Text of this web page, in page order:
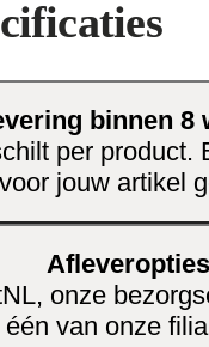
voldoende
geniet je
stijl en
voor
extra beetje
binnen 8
per product.
voor jouw artikel
Afleveropties
onze
één van onze